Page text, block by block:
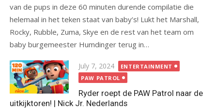
van de pups in deze 60 minuten durende compilatie die
helemaal in het teken staat van baby’s! Lukt het Marshall,
Rocky, Rubble, Zuma, Skye en de rest van het team om
baby burgemeester Humdinger terug in…
Posted
on
July 7, 2024
ENTERTAINMENT
PAW PATROL
Ryder roept de PAW Patrol naar de
uitkijktoren! | Nick Jr. Nederlands